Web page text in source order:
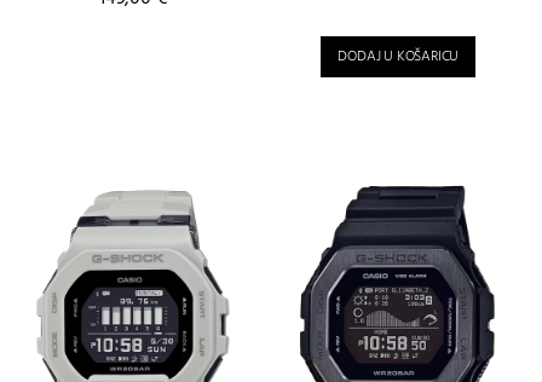
bila
je:
je:
139,00 €.
DODAJ U KOŠARICU